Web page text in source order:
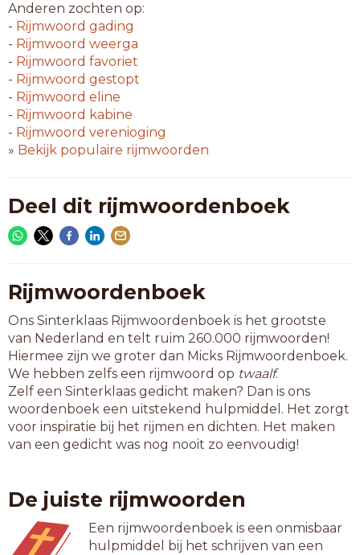
Anderen zochten op:
- Rijmwoord gading
- Rijmwoord weerga
- Rijmwoord favoriet
- Rijmwoord gestopt
- Rijmwoord eline
- Rijmwoord kabine
- Rijmwoord verenioging
» Bekijk populaire rijmwoorden
Deel dit rijmwoordenboek
Rijmwoordenboek
Ons Sinterklaas Rijmwoordenboek is het grootste
van Nederland en telt ruim 260.000 rijmwoorden!
Hiermee zijn we groter dan Micks Rijmwoordenboek.
We hebben zelfs een rijmwoord op twaalf.
Zelf een Sinterklaas gedicht maken? Dan is ons
woordenboek een uitstekend hulpmiddel. Het zorgt
voor inspiratie bij het rijmen en dichten. Het maken
van een gedicht was nog nooit zo eenvoudig!
De juiste rijmwoorden
Een rijmwoordenboek is een onmisbaar
hulpmiddel bij het schrijven van een